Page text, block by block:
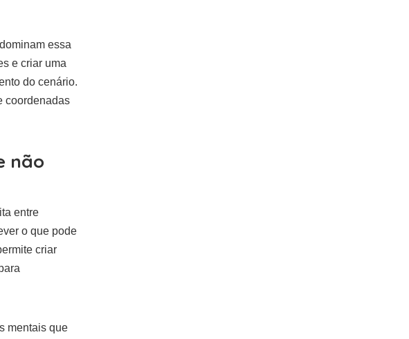
essa
e criar uma
do cenário.
coordenadas
não
entre
o que pode
criar
mentais que